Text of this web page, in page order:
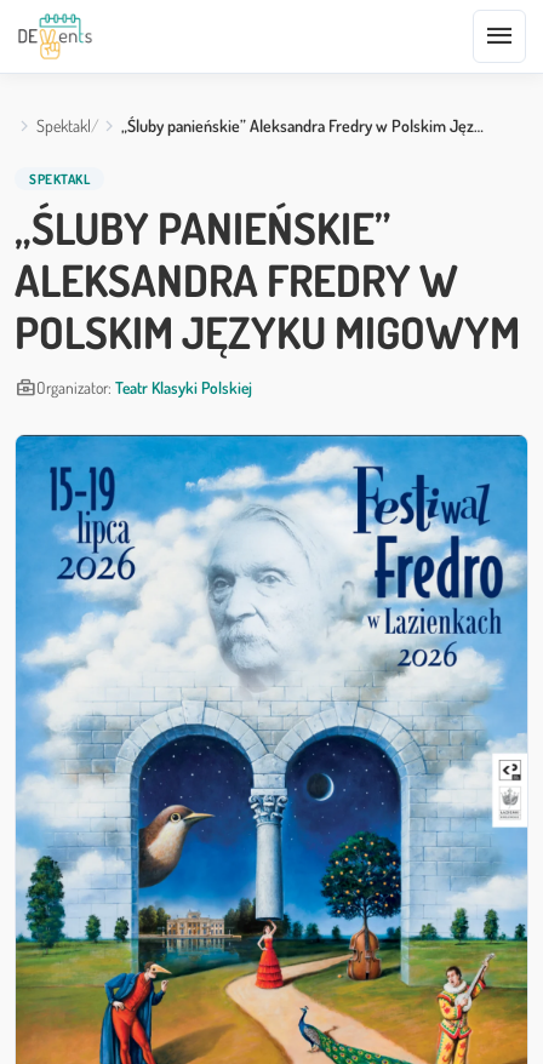
menu
Spektakl „Śluby panieńskie” Aleksandra Fredry w Polskim Jęz…
SPEKTAKL
„ŚLUBY PANIEŃSKIE”
ALEKSANDRA FREDRY W
POLSKIM JĘZYKU MIGOWYM
business_centerOrganizator: Teatr Klasyki Polskiej